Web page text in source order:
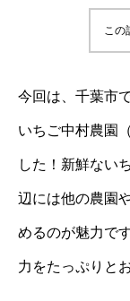
この
今回は、千葉市
いちご中村農園
した！新鮮ない
辺には他の農園
めるのが魅力で
力をたっぷりと